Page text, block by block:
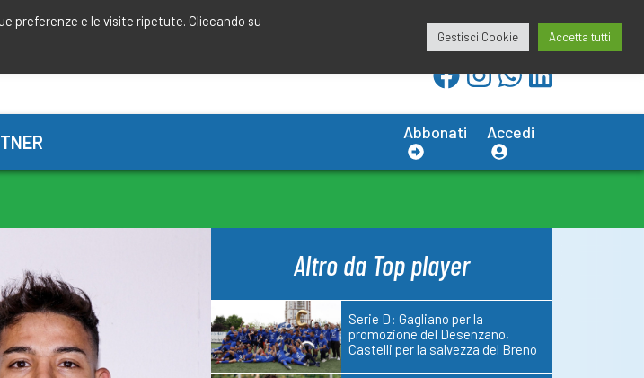
redazione@calciobresciano.it
Abbonati Accedi
Altro da Top player
Serie D: Gagliano per la
promozione del Desenzano,
Castelli per la salvezza del Breno
preferenze e le visite ripetute. Cliccando su
Gestisci Cookie Accetta tutti